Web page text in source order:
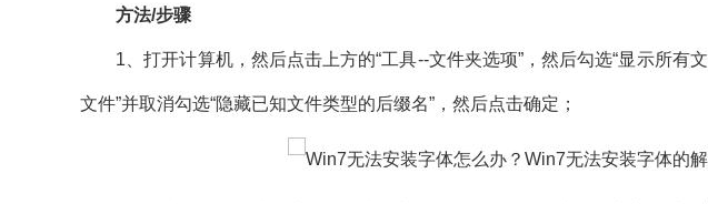
方法/步骤
1、打开计算机，然后点击上方的“工具--文件夹选项”，然后勾选“显示所有文
文件”并取消勾选“隐藏已知文件类型的后缀名”，然后点击确定；